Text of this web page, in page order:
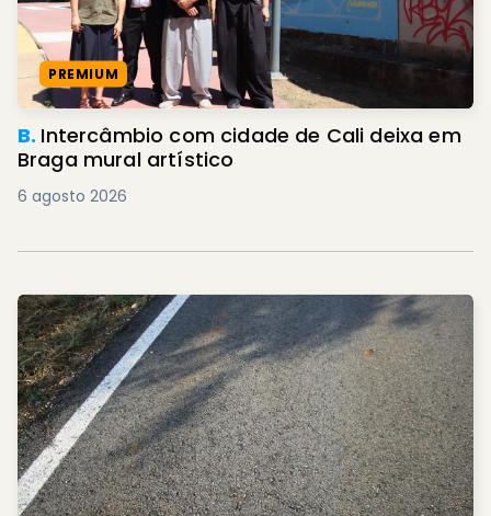
PREMIUM
B. Intercâmbio com cidade de Cali deixa em
Braga mural artístico
6 agosto 2026